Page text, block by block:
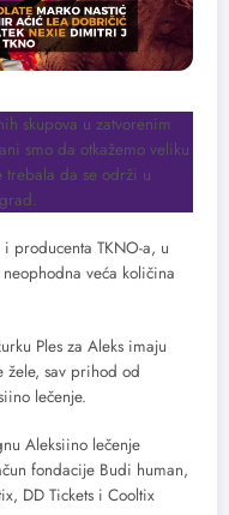
skupova u zatvorenim
smo da otkažemo veliku
trebala da se održi u
producenta TKNO-a, u
veća količina
Ples za Aleks imaju
žele, sav prihod od
lečenje.
Aleksiino lečenje
fondacije Budi human,
DD Tickets i Cooltix